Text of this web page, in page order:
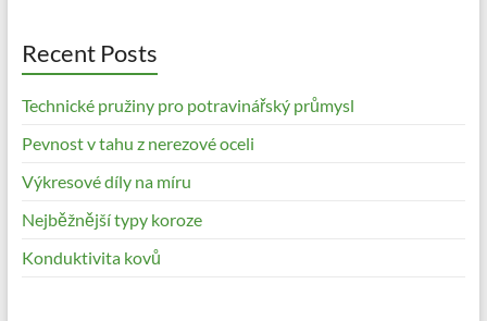
Recent Posts
Technické pružiny pro potravinářský průmysl
Pevnost v tahu z nerezové oceli
Výkresové díly na míru
Nejběžnější typy koroze
Konduktivita kovů